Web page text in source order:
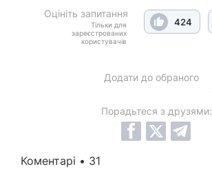
Оцініть запитання
Тільки для
зареєстрованих
користувачів
424
Додати до обраного
Порадьтеся з друзями:
Коментарі • 31